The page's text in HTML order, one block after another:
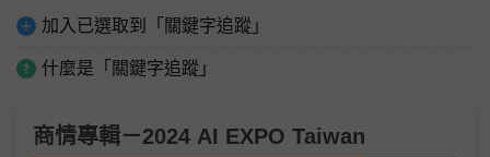
加入已選取到「關鍵字追蹤」
什麼是「關鍵字追蹤」
商情專輯－2024 AI EXPO Taiwan